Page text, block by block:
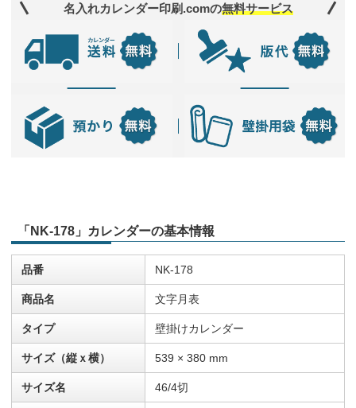
名入れカレンダー印刷.comの無料サービス
「NK-178」カレンダーの基本情報
品番 NK-178
商品名 文字月表
タイプ 壁掛けカレンダー
サイズ（縦ｘ横） 539 × 380 mm
サイズ名 46/4切